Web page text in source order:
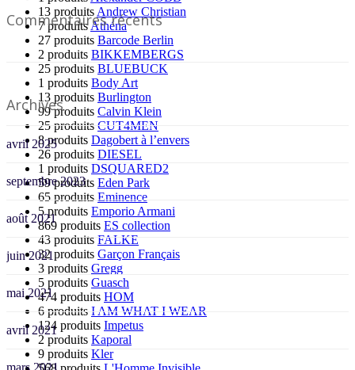
13 produits Andrew Christian
7 produits Athéna
27 produits Barcode Berlin
2 produits BIKKEMBERGS
25 produits BLUEBUCK
1 produits Body Art
13 produits Burlington
99 produits Calvin Klein
25 produits CUT4MEN
8 produits Dagobert à l’envers
26 produits DIESEL
1 produits DSQUARED2
59 produits Eden Park
65 produits Eminence
5 produits Emporio Armani
869 produits ES collection
43 produits FALKE
32 produits Garçon Français
3 produits Gregg
5 produits Guasch
474 produits HOM
6 produits I AM WHAT I WEAR
124 produits Impetus
2 produits Kaporal
9 produits Kler
Commentaires récents
Archives
avril 2025
septembre 2023
août 2021
juin 2021
mai 2021
avril 2021
mars 2021